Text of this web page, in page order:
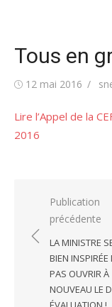
Tous en
Publié12 mai 2016
Lire l’Appel de la
2016
Navigation
l’article
Publication
précédente
LA MINISTRE
BIEN INSPIRÉE
PAS OUVRIR À
NOUVEAU LE